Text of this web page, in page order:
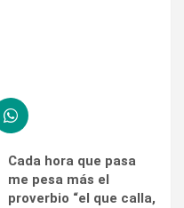
Cada hora que pasa
me pesa más el
proverbio “el que calla,